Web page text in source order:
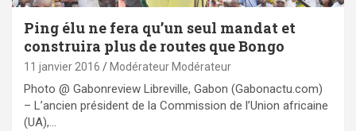
Ping élu ne fera qu’un seul mandat et
construira plus de routes que Bongo
11 janvier 2016 Modérateur Modérateur
Photo @ Gabonreview Libreville, Gabon (Gabonactu.com)
– L’ancien président de la Commission de l’Union africaine
(UA),…